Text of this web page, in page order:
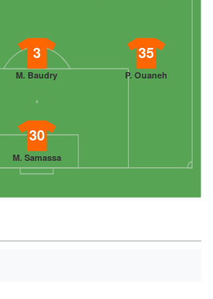
30
M. Samassa
3
M. Baudry
35
P. Ouaneh